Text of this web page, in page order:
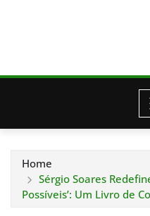
Home
Sérgio Soares
Possíveis’: Um Livro de